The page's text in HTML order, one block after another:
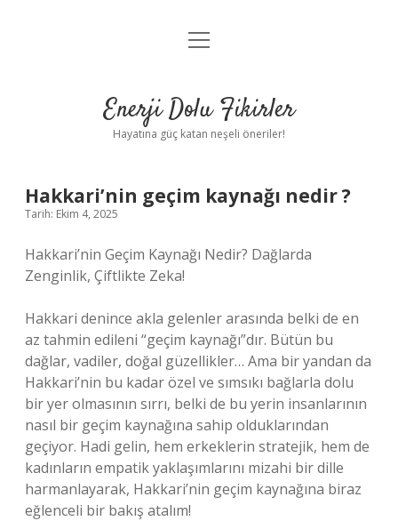
Anasayfa
Yasal Uyarı
menüyü
Enerji Dolu Fikirler
Hayatına güç katan neşeli öneriler!
Hakkari’nin geçim kaynağı nedir ?
Tarih: Ekim 4, 2025
Hakkari’nin Geçim Kaynağı Nedir? Dağlarda
Zenginlik, Çiftlikte Zeka!
Hakkari denince akla gelenler arasında belki de en
az tahmin edileni “geçim kaynağı”dır. Bütün bu
dağlar, vadiler, doğal güzellikler… Ama bir yandan da
Hakkari’nin bu kadar özel ve sımsıkı bağlarla dolu
bir yer olmasının sırrı, belki de bu yerin insanlarının
nasıl bir geçim kaynağına sahip olduklarından
geçiyor. Hadi gelin, hem erkeklerin stratejik, hem de
kadınların empatik yaklaşımlarını mizahi bir dille
harmanlayarak, Hakkari’nin geçim kaynağına biraz
eğlenceli bir bakış atalım!